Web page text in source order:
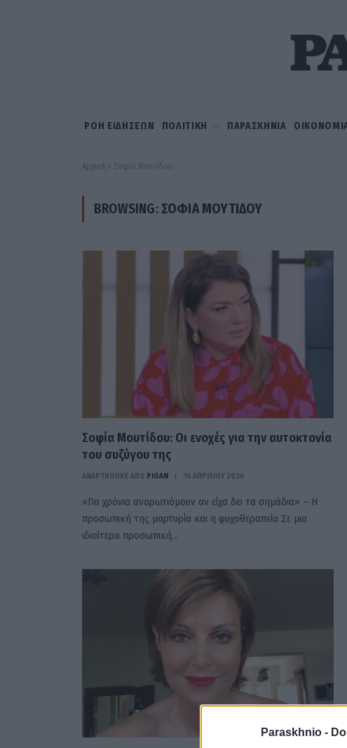
Paraskhnio -
ΡΟΗ ΕΙΔΗΣΕΩΝ ΠΟΛΙΤΙΚΗ ΠΑΡΑΣΚΗΝΙΑ
Αρχική » Σοφία Μουτίδου
BROWSING: ΣΟΦΊΑ ΜΟΥΤΊΔΟΥ
Σοφία Μουτίδου: Οι ενοχές για την αυτοκτονία
του συζύγου της
ΑΝΑΡΤΗΘΗΚΕ ΑΠΟ PIOAN 16 ΑΠΡΙΛΊΟΥ 2026
«Για χρόνια αναρωτιόμουν αν είχα δει τα σημάδια» – Η
προσωπική της μαρτυρία και η ψυχοθεραπεία Σε μια
ιδιαίτερα προσωπική…